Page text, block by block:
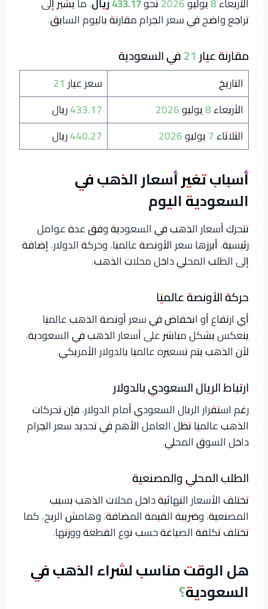
تراجع واضح في سعر الجرام مقارنة باليوم السابق.
مقارنة عيار 21 في السعودية
التاريخ
سعر عيار 21
الأربعاء 8 يوليو 2026
433.17 ريال
الثلاثاء 7 يوليو 2026
440.27 ريال
أسباب تغير أسعار الذهب في
السعودية اليوم
تتحرك أسعار الذهب في السعودية وفق عدة عوامل
رئيسية، أبرزها سعر الأونصة عالميًا، وحركة الدولار، إضافة
إلى الطلب المحلي داخل محلات الذهب.
حركة الأونصة عالميًا
أي ارتفاع أو انخفاض في سعر أونصة الذهب عالميًا
ينعكس بشكل مباشر على أسعار الذهب في السعودية،
لأن الذهب يتم تسعيره عالميًا بالدولار الأمريكي.
ارتباط الريال السعودي بالدولار
رغم استقرار الريال السعودي أمام الدولار، فإن تحركات
الذهب عالميًا تظل العامل الأهم في تحديد سعر الجرام
داخل السوق المحلي.
الطلب المحلي والمصنعية
تختلف الأسعار النهائية داخل محلات الذهب بسبب
المصنعية، وضريبة القيمة المضافة، وهامش الربح، كما
تختلف تكلفة الصياغة حسب نوع القطعة ووزنها.
هل الوقت مناسب لشراء الذهب في
السعودية؟